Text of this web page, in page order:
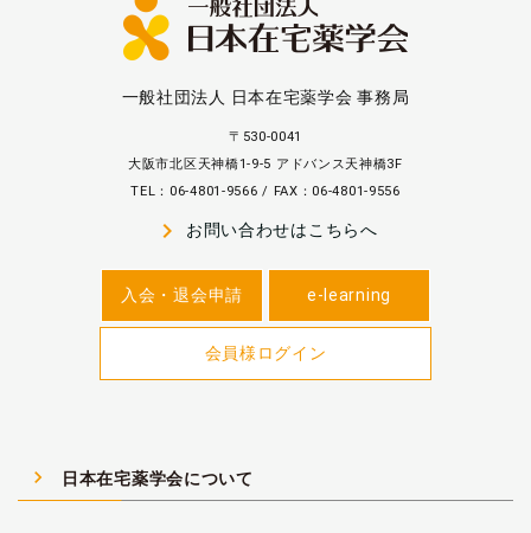
一般社団法人 日本在宅薬学会 事務局
〒530-0041
大阪市北区天神橋1-9-5 アドバンス天神橋3F
TEL：06-4801-9566 / FAX：06-4801-9556
navigate_next お問い合わせはこちらへ
入会・退会申請 e-learning
会員様ログイン
navigate_next 日本在宅薬学会について